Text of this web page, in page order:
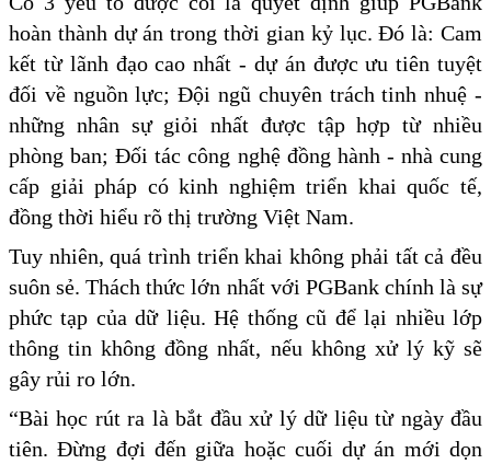
hoàn thành dự án trong thời gian kỷ lục. Đó là: Cam
kết từ lãnh đạo cao nhất - dự án được ưu tiên tuyệt
đối về nguồn lực; Đội ngũ chuyên trách tinh nhuệ -
những nhân sự giỏi nhất được tập hợp từ nhiều
phòng ban; Đối tác công nghệ đồng hành - nhà cung
cấp giải pháp có kinh nghiệm triển khai quốc tế,
đồng thời hiểu rõ thị trường Việt Nam.
Tuy nhiên, quá trình triển khai không phải tất cả đều
suôn sẻ. Thách thức lớn nhất với PGBank chính là sự
phức tạp của dữ liệu. Hệ thống cũ để lại nhiều lớp
thông tin không đồng nhất, nếu không xử lý kỹ sẽ
gây rủi ro lớn.
“Bài học rút ra là bắt đầu xử lý dữ liệu từ ngày đầu
tiên. Đừng đợi đến giữa hoặc cuối dự án mới dọn